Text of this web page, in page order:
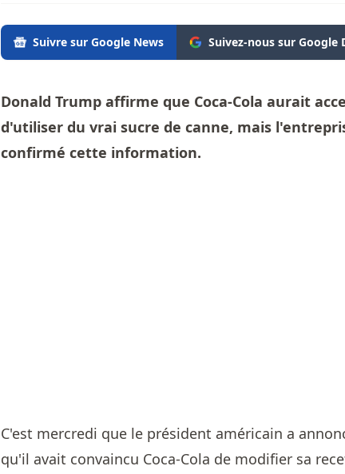
Suivre sur Google News Suivez-nous sur Google
Donald Trump affirme que Coca-Cola aurait
d'utiliser du vrai sucre de canne, mais
confirmé cette information.
C'est mercredi que le président américain a
qu'il avait convaincu Coca-Cola de modifier sa